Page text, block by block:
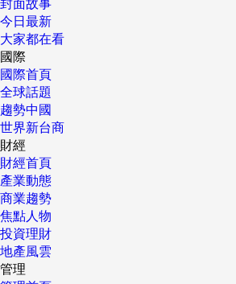
今日最新
大家都在看
國際
國際首頁
全球話題
趨勢中國
世界新台商
財經
財經首頁
產業動態
商業趨勢
焦點人物
投資理財
地產風雲
管理